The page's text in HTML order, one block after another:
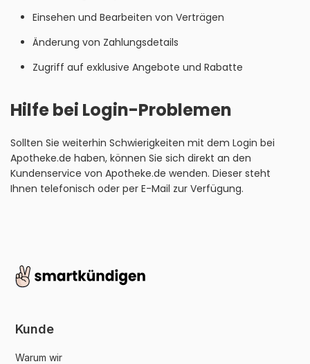
Einsehen und Bearbeiten von Verträgen
Änderung von Zahlungsdetails
Zugriff auf exklusive Angebote und Rabatte
Hilfe bei Login-Problemen
Sollten Sie weiterhin Schwierigkeiten mit dem Login bei
Apotheke.de haben, können Sie sich direkt an den
Kundenservice von Apotheke.de wenden. Dieser steht
Ihnen telefonisch oder per E-Mail zur Verfügung.
Kunde
Warum wir